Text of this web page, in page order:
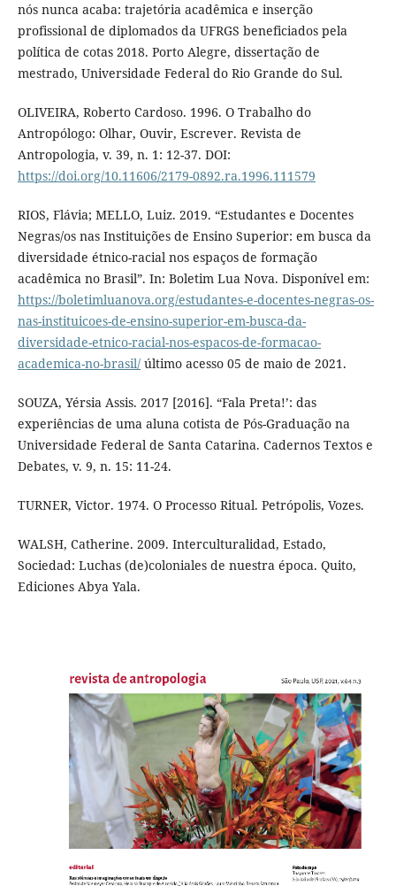
nós nunca acaba: trajetória acadêmica e inserção
profissional de diplomados da UFRGS beneficiados pela
política de cotas 2018. Porto Alegre, dissertação de
mestrado, Universidade Federal do Rio Grande do Sul.
OLIVEIRA, Roberto Cardoso. 1996. O Trabalho do
Antropólogo: Olhar, Ouvir, Escrever. Revista de
Antropologia, v. 39, n. 1: 12-37. DOI:
https://doi.org/10.11606/2179-0892.ra.1996.111579
RIOS, Flávia; MELLO, Luiz. 2019. “Estudantes e Docentes
Negras/os nas Instituições de Ensino Superior: em busca da
diversidade étnico-racial nos espaços de formação
acadêmica no Brasil”. In: Boletim Lua Nova. Disponível em:
https://boletimluanova.org/estudantes-e-docentes-negras-os-
nas-instituicoes-de-ensino-superior-em-busca-da-
diversidade-etnico-racial-nos-espacos-de-formacao-
academica-no-brasil/último acesso 05 de maio de 2021.
SOUZA, Yérsia Assis. 2017 [2016]. “Fala Preta!’: das
experiências de uma aluna cotista de Pós-Graduação na
Universidade Federal de Santa Catarina. Cadernos Textos e
Debates, v. 9, n. 15: 11-24.
TURNER, Victor. 1974. O Processo Ritual. Petrópolis, Vozes.
WALSH, Catherine. 2009. Interculturalidad, Estado,
Sociedad: Luchas (de)coloniales de nuestra época. Quito,
Ediciones Abya Yala.